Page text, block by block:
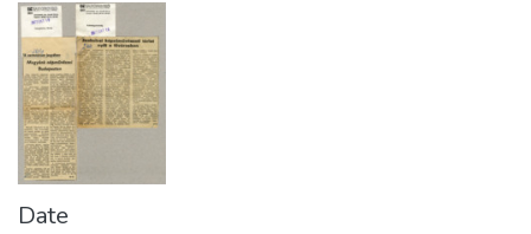
Date